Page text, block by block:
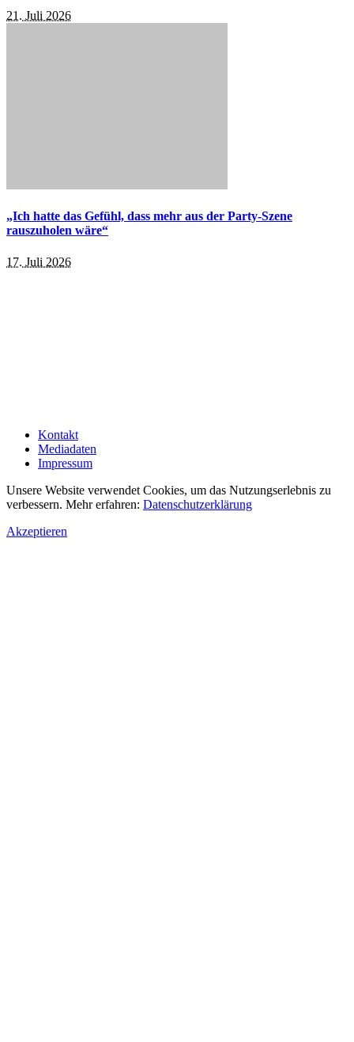
21. Juli 2026
„Ich hatte das Gefühl, dass mehr aus der Party-Szene
rauszuholen wäre“
17. Juli 2026
Kontakt
Mediadaten
Impressum
Unsere Website verwendet Cookies, um das Nutzungserlebnis zu
verbessern. Mehr erfahren: Datenschutzerklärung
Akzeptieren